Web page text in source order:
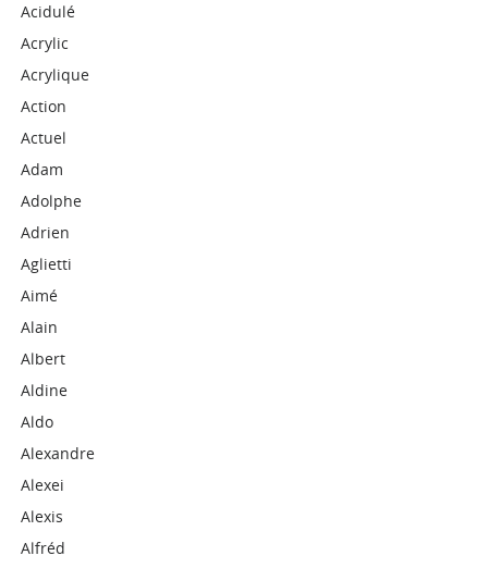
Acidulé
Acrylic
Acrylique
Action
Actuel
Adam
Adolphe
Adrien
Aglietti
Aimé
Alain
Albert
Aldine
Aldo
Alexandre
Alexei
Alexis
Alfréd